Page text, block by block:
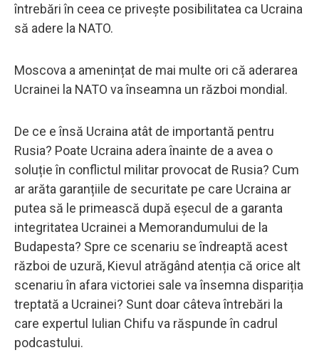
întrebări în ceea ce privește posibilitatea ca Ucraina
să adere la NATO.
Moscova a amenințat de mai multe ori că aderarea
Ucrainei la NATO va înseamna un război mondial.
De ce e însă Ucraina atât de importantă pentru
Rusia? Poate Ucraina adera înainte de a avea o
soluție în conflictul militar provocat de Rusia? Cum
ar arăta garanțiile de securitate pe care Ucraina ar
putea să le primească după eșecul de a garanta
integritatea Ucrainei a Memorandumului de la
Budapesta? Spre ce scenariu se îndreaptă acest
război de uzură, Kievul atrăgând atenția că orice alt
scenariu în afara victoriei sale va însemna dispariția
treptată a Ucrainei? Sunt doar câteva întrebări la
care expertul Iulian Chifu va răspunde în cadrul
podcastului.